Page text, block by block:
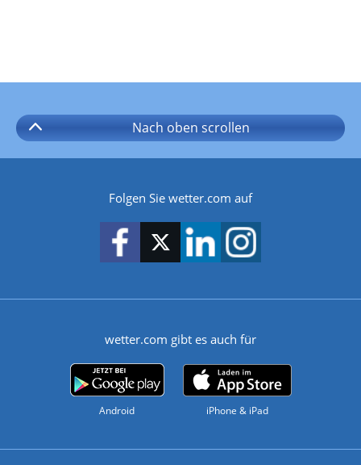
Nach oben scrollen
Folgen Sie wetter.com auf
wetter.com gibt es auch für
Android iPhone & iPad